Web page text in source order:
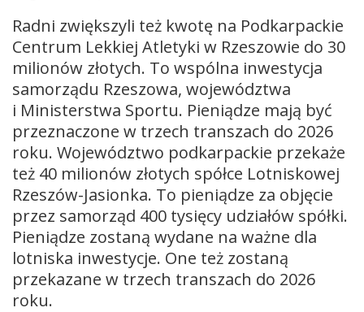
Radni zwiększyli też kwotę na Podkarpackie
Centrum Lekkiej Atletyki w Rzeszowie do 30
milionów złotych. To wspólna inwestycja
samorządu Rzeszowa, województwa
i Ministerstwa Sportu. Pieniądze mają być
przeznaczone w trzech transzach do 2026
roku. Województwo podkarpackie przekaże
też 40 milionów złotych spółce Lotniskowej
Rzeszów-Jasionka. To pieniądze za objęcie
przez samorząd 400 tysięcy udziałów spółki.
Pieniądze zostaną wydane na ważne dla
lotniska inwestycje. One też zostaną
przekazane w trzech transzach do 2026
roku.